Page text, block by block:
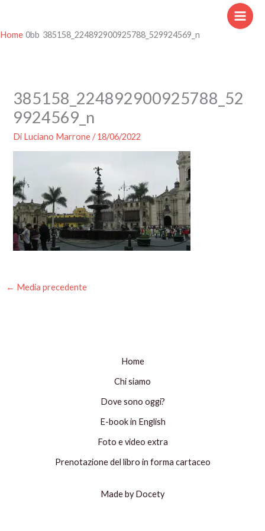
contenuto
Home 385158_224892900925788_529924569_n
385158_224892900925788_52
9924569_n
Di Luciano Marrone/18/06/2022
← Media precedente
Home
Chi siamo
Dove sono oggi?
E-book in English
Foto e video extra
Prenotazione del libro in forma cartaceo
Made by Docety